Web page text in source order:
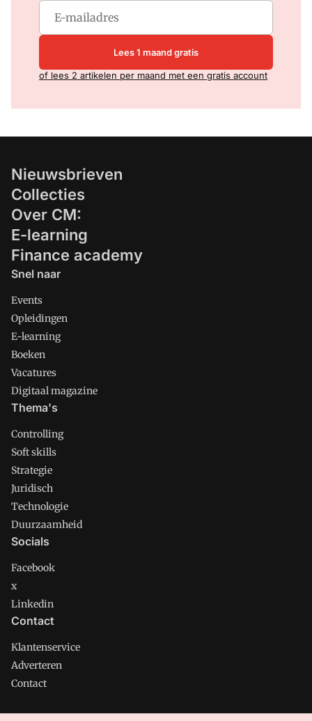
Lees 1 maand gratis
of lees 2 artikelen per maand met een gratis account
Nieuwsbrieven
Collecties
Over CM:
E-learning
Finance academy
Snel naar
Events
Opleidingen
E-learning
Boeken
Vacatures
Digitaal magazine
Thema's
Controlling
Soft skills
Strategie
Juridisch
Technologie
Duurzaamheid
Socials
Facebook
x
Linkedin
Contact
Klantenservice
Adverteren
Contact